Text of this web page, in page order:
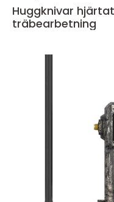
Huggknivar hjärtat i effektiv flisning och
träbearbetning